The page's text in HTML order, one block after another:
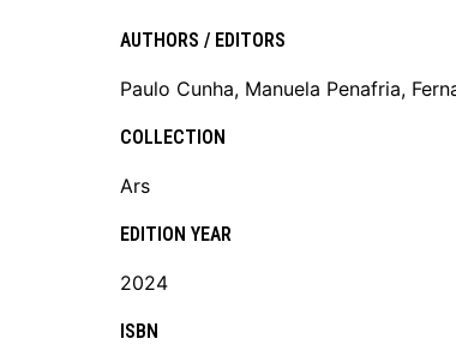
AUTHORS / EDITORS
Paulo Cunha, Manuela Penafria,
COLLECTION
Ars
EDITION YEAR
2024
ISBN